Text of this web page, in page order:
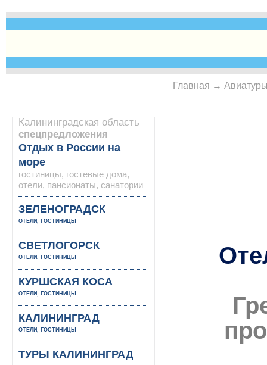
Калининградская область
спецпредложения
Отдых в России на
море
гостиницы, гостевые дома,
отели, пансионаты, санатории
ЗЕЛЕНОГРАДСК
ОТЕЛИ, ГОСТИНИЦЫ
СВЕТЛОГОРСК
ОТЕЛИ, ГОСТИНИЦЫ
КУРШСКАЯ КОСА
ОТЕЛИ, ГОСТИНИЦЫ
КАЛИНИНГРАД
ОТЕЛИ, ГОСТИНИЦЫ
ТУРЫ КАЛИНИНГРАД
Главная →